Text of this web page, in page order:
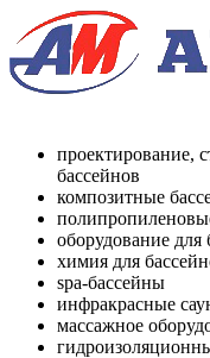
проектирование,
бассейнов
композитные
оборудование для
химия для
spa-бассейны
инфракрасные
массажное